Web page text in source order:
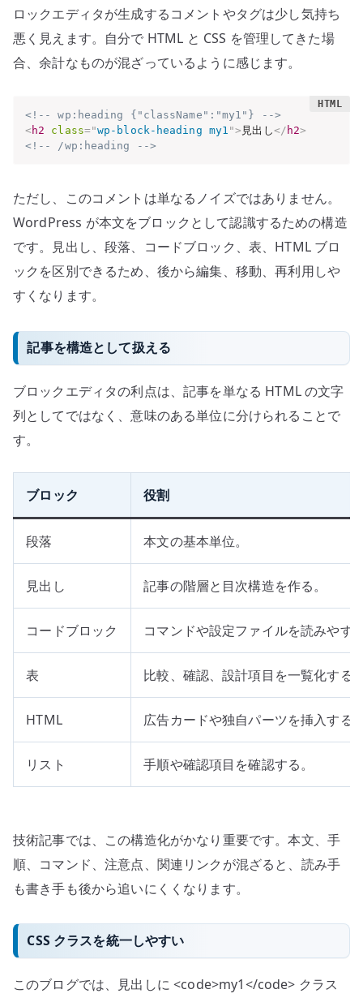
ロックエディタが生成するコメントやタグは少し気持ち
悪く見えます。自分で HTML と CSS を管理してきた場
合、余計なものが混ざっているように感じます。
<!-- wp:heading {"className":"my1"} -->
<h2 class="wp-block-heading my1 "> 見出し</ h2>
<!-- /wp:heading -->
ただし、このコメントは単なるノイズではありません。
WordPress が本文をブロックとして認識するための構造
です。見出し、段落、コードブロック、表、HTML ブロ
ックを区別できるため、後から編集、移動、再利用しや
すくなります。
記事を構造として扱える
ブロックエディタの利点は、記事を単なる HTML の文字
列としてではなく、意味のある単位に分けられることで
す。
ブロック 役割
段落 本文の基本単位。
見出し 記事の階層と目次構造を作る。
コードブロック コマンドや設定ファイルを読みやす
表 比較、確認、設計項目を一覧化する
HTML 広告カードや独自パーツを挿入する
リスト 手順や確認項目を確認する。
技術記事では、この構造化がかなり重要です。本文、手
順、コマンド、注意点、関連リンクが混ざると、読み手
も書き手も後から追いにくくなります。
CSS クラスを統一しやすい
このブログでは、見出しに <code>my1</code> クラス